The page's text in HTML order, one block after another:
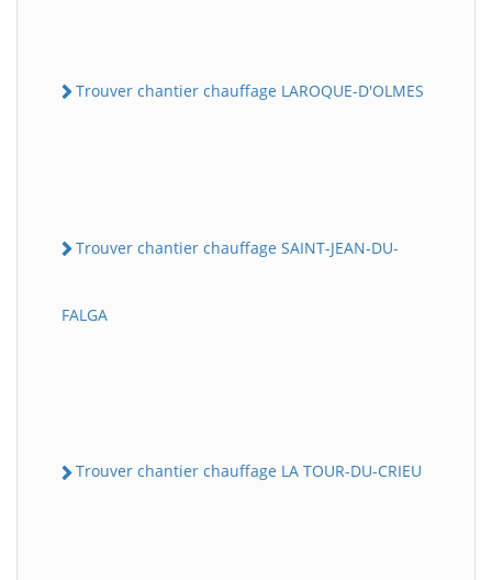
Trouver chantier chauffage LAROQUE-D'OLMES
Trouver chantier chauffage SAINT-JEAN-DU-
FALGA
Trouver chantier chauffage LA TOUR-DU-CRIEU